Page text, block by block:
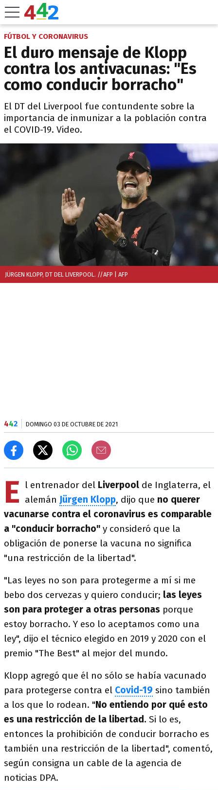
FÚTBOL Y CORONAVIRUS
El duro mensaje de Klopp
contra los antivacunas: "Es
como conducir borracho"
El DT del Liverpool fue contundente sobre la
importancia de inmunizar a la población contra
el COVID-19. Video.
JÜRGEN KLOPP, DT DEL LIVERPOOL. //AFP | AFP
442 DOMINGO 03 DE OCTUBRE DE 2021
E l entrenador del Liverpool de Inglaterra, el
alemán Jürgen Klopp, dijo que no querer
vacunarse contra el coronavirus es comparable
a "conducir borracho" y consideró que la
obligación de ponerse la vacuna no significa
"una restricción de la libertad".
"Las leyes no son para protegerme a mí si me
bebo dos cervezas y quiero conducir; las leyes
son para proteger a otras personas porque
estoy borracho. Y eso lo aceptamos como una
ley", dijo el técnico elegido en 2019 y 2020 con el
premio "The Best" al mejor del mundo.
Klopp agregó que él no sólo se había vacunado
para protegerse contra el Covid-19 sino también
a los que lo rodean. "No entiendo por qué esto
es una restricción de la libertad. Si lo es,
entonces la prohibición de conducir borracho es
también una restricción de la libertad", comentó,
según consigna un cable de la agencia de
noticias DPA.